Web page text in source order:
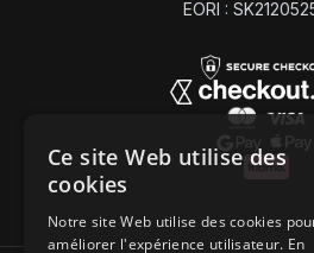
EORI :
Ce site Web utilise des
cookies
Notre site Web utilise des cookies
améliorer l'expérience utilisateur. En